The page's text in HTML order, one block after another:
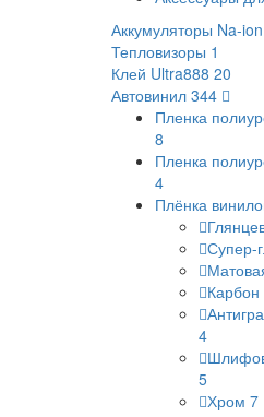
Аккумуляторы Na-
Тепловизоры 1
Клей Ultra888 20
Автовинил 344
Пленка
8
Пленка
4
Плёнка
Супер-
Карбон
4
5
Хром 7